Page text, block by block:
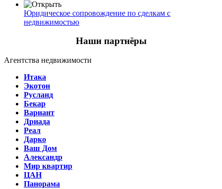
Юридическое сопровождение по сделкам с
недвижимостью
Наши партнёры
Агентства недвижимости
Итака
Экотон
Русланд
Бекар
Вариант
Дриада
Реал
Дарко
Ваш Дом
Александр
Мир квартир
ЦАН
Панорама